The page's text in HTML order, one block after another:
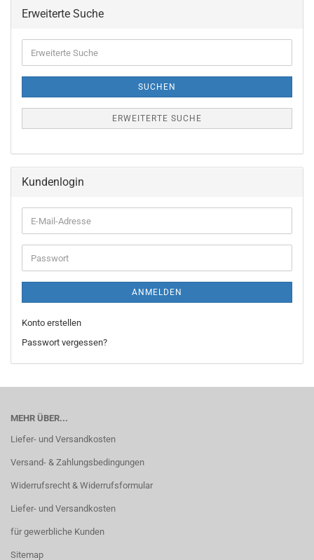
Erweiterte Suche
Suche
SUCHEN
ERWEITERTE SUCHE
Kundenlogin
E-
Mail-
Adresse
Passwort
ANMELDEN
Konto erstellen
Passwort vergessen?
MEHR ÜBER...
Liefer- und Versandkosten
Versand- & Zahlungsbedingungen
Widerrufsrecht & Widerrufsformular
Liefer- und Versandkosten
für gewerbliche Kunden
Sitemap